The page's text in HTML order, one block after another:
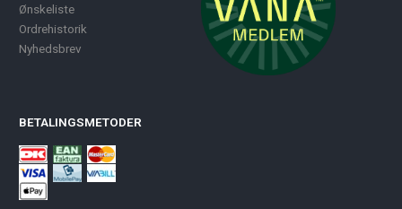
Ønskeliste
Ordrehistorik
Nyhedsbrev
BETALINGSMETODER